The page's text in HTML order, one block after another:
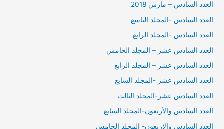
العدد السادس – مارس 2018
العدد السادس -المجلد التاسع
العدد السادس -المجلد الرابع
العدد السادس عشر – المجلد الخامس
العدد السادس عشر – المجلد الرابع
العدد السادس عشر -المجلد السابع
العدد السادس عشر-المجلد الثالث
العدد السادس والأربعون-المجلد السابع
العدد السادس والاربعون- المجلد الخامس